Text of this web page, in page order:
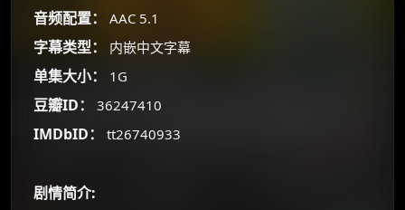
音频配置： AAC 5.1
字幕类型： 内嵌中文字幕
单集大小： 1G
豆瓣ID： 36247410
IMDbID： tt26740933
剧情简介:
朋友们辛苦了 💦
你需要的各种会员，都可低价购买！
如夸克12个月送14天 最低75元！
价格有浮动，请直接搜索查最低价！
还有支付宝现金红包、外卖红包、
优惠券、活动红包，每日可领。